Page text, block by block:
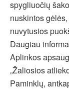
spygliuočių
nuskintos
nuvytusios
Daugiau
Aplinkos
„Žaliosios
Paminklų,